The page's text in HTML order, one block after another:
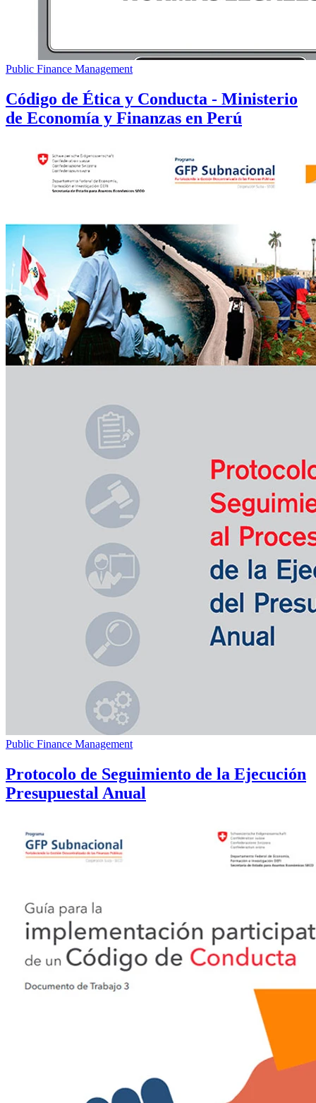
Public Finance Management
Código de Ética y Conducta - Ministerio
de Economía y Finanzas en Perú
Public Finance Management
Protocolo de Seguimiento de la Ejecución
Presupuestal Anual